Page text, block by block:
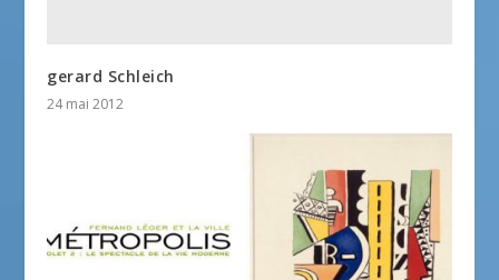
gerard Schleich
24 mai 2012